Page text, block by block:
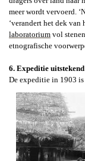
meer wordt vervoerd.
‘verandert het dek
laboratorium vol
etnografische
6. Expeditie
De expeditie in 1903